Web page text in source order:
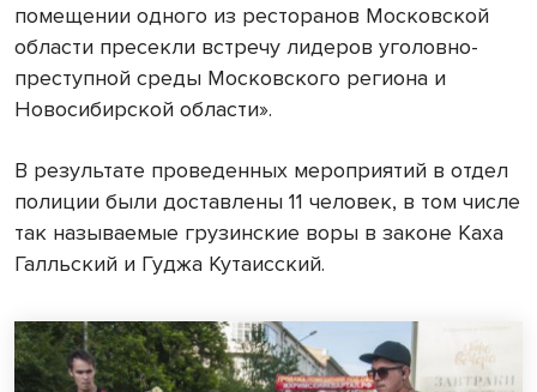
помещении одного из ресторанов Московской
области пресекли встречу лидеров уголовно-
преступной среды Московского региона и
Новосибирской области».
В результате проведенных мероприятий в отдел
полиции были доставлены 11 человек, в том числе
так называемые грузинские воры в законе Каха
Галльский и Гуджа Кутаисский.